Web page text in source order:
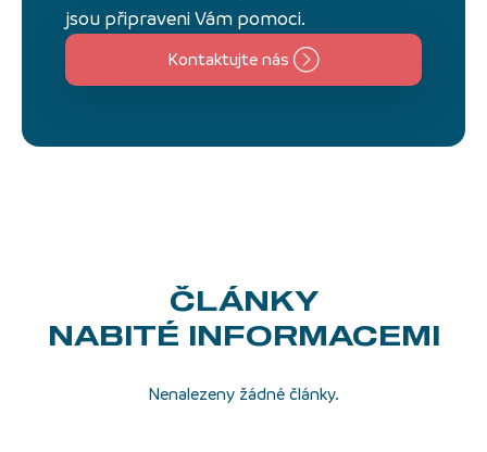
jsou připraveni Vám pomoci.
Kontaktujte nás
ČLÁNKY
NABITÉ INFORMACEMI
Nenalezeny žádné články.